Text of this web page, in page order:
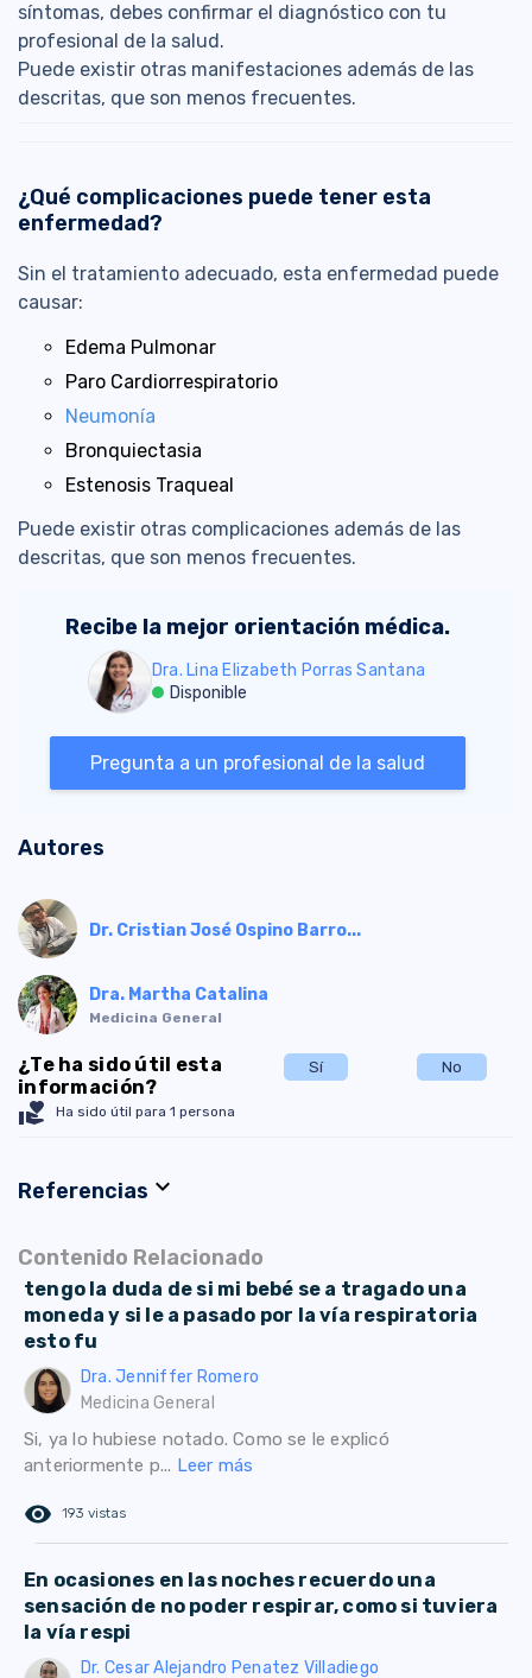
síntomas, debes confirmar el diagnóstico con tu
profesional de la salud.
Puede existir otras manifestaciones además de las
descritas, que son menos frecuentes.
¿Qué complicaciones puede tener esta
enfermedad?
Sin el tratamiento adecuado, esta enfermedad puede
causar:
Edema Pulmonar
Paro Cardiorrespiratorio
Neumonía
Bronquiectasia
Estenosis Traqueal
Puede existir otras complicaciones además de las
descritas, que son menos frecuentes.
Recibe la mejor orientación médica.
Dra. Lina Elizabeth Porras Santana
Disponible
Pregunta a un profesional de la salud
Autores
Dr. Cristian José Ospino Barro...
Dra. Martha Catalina
Medicina General
¿Te ha sido útil esta
información?
Sí No
volunteer_activism Ha sido útil para 1 persona
Referencias expand_more
Contenido Relacionado
tengo la duda de si mi bebé se a tragado una
moneda y si le a pasado por la vía respiratoria
esto fu
Dra. Jenniffer Romero
Medicina General
Si, ya lo hubiese notado. Como se le explicó
anteriormente p... Leer más
remove_red_eye 193 vistas
En ocasiones en las noches recuerdo una
sensación de no poder respirar, como si tuviera
la vía respi
Dr. Cesar Alejandro Penatez Villadiego